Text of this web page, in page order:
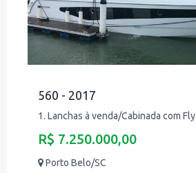
560 - 2017
1. Lanchas à venda/Cabinada com Fly
R$ 7.250.000,00
Porto Belo/SC